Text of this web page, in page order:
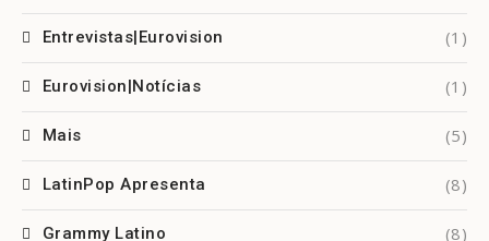
Entrevistas|Eurovision (1)
Eurovision|Notícias (1)
Mais (5)
LatinPop Apresenta (8)
Grammy Latino (8)